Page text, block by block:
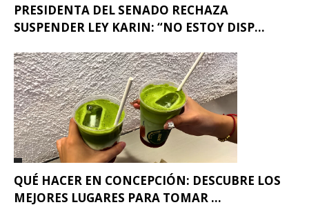
PRESIDENTA DEL SENADO RECHAZA
SUSPENDER LEY KARIN: “NO ESTOY DISP...
QUÉ HACER EN CONCEPCIÓN: DESCUBRE LOS
MEJORES LUGARES PARA TOMAR ...